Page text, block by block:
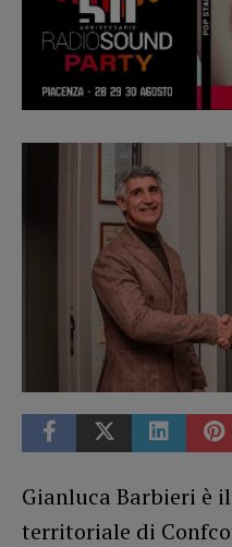
Gianluca Barbieri è
territoriale di